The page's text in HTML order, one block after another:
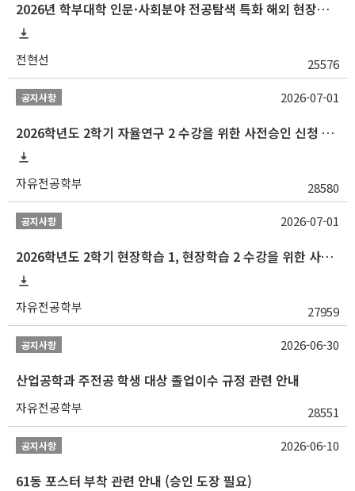
2026년 학부대학 인문·사회분야 전공탐색 특화 해외 현장학습 프로그램(중국) 모집 안내
전현선 25576
공지사항
2026학년도 2학기 자율연구 2 수강을 위한 사전승인 신청 안내
자유전공학부 28580
2026-07-01
공지사항
2026학년도 2학기 현장학습 1, 현장학습 2 수강을 위한 사전승인 신청 안내
자유전공학부 27959
2026-07-01
공지사항
산업공학과 주전공 학생 대상 졸업이수 규정 관련 안내
자유전공학부 28551
2026-06-30
공지사항
61동 포스터 부착 관련 안내 (승인 도장 필요)
2026-06-10